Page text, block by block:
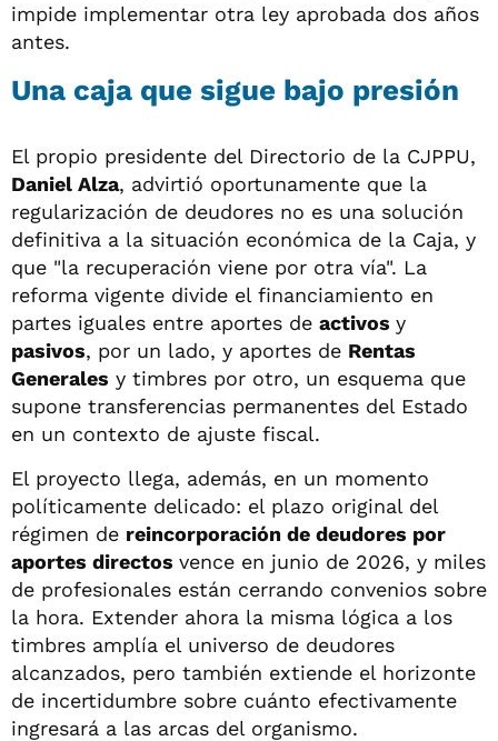
impide implementar otra ley aprobada dos años
antes.
Una caja que sigue bajo presión
El propio presidente del Directorio de la CJPPU,
Daniel Alza, advirtió oportunamente que la
regularización de deudores no es una solución
definitiva a la situación económica de la Caja, y
que "la recuperación viene por otra vía". La
reforma vigente divide el financiamiento en
partes iguales entre aportes de activos y
pasivos, por un lado, y aportes de Rentas
Generales y timbres por otro, un esquema que
supone transferencias permanentes del Estado
en un contexto de ajuste fiscal.
El proyecto llega, además, en un momento
políticamente delicado: el plazo original del
régimen de reincorporación de deudores por
aportes directos vence en junio de 2026, y miles
de profesionales están cerrando convenios sobre
la hora. Extender ahora la misma lógica a los
timbres amplía el universo de deudores
alcanzados, pero también extiende el horizonte
de incertidumbre sobre cuánto efectivamente
ingresará a las arcas del organismo.